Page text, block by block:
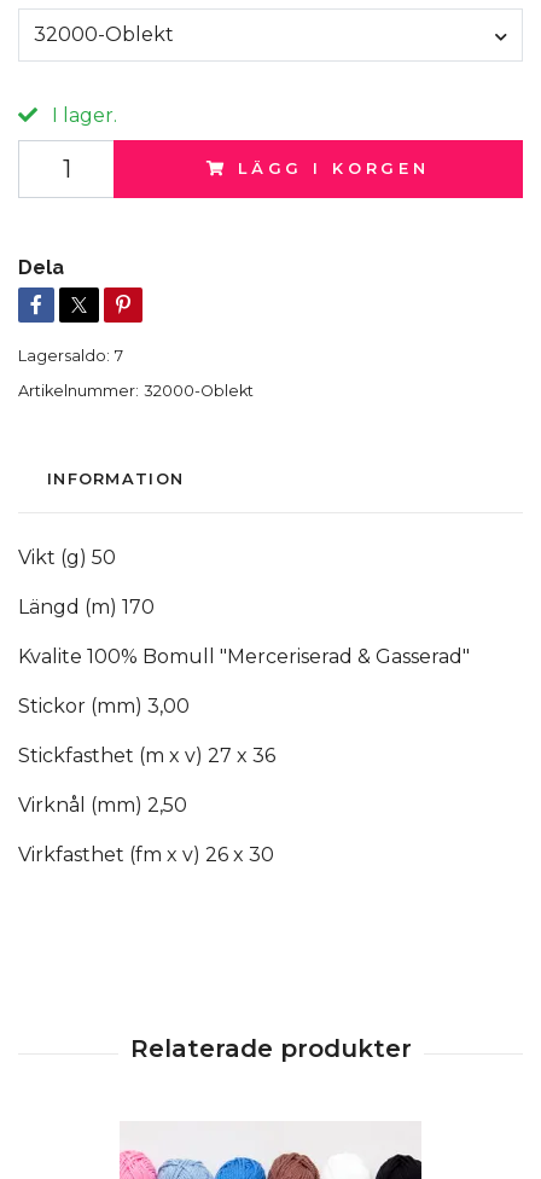
32000-Oblekt
I lager.
LÄGG I KORGEN
Dela
Lagersaldo: 7
Artikelnummer: 32000-Oblekt
INFORMATION
Vikt (g) 50
Längd (m) 170
Kvalite 100% Bomull "Merceriserad & Gasserad"
Stickor (mm) 3,00
Stickfasthet (m x v) 27 x 36
Virknål (mm) 2,50
Virkfasthet (fm x v) 26 x 30